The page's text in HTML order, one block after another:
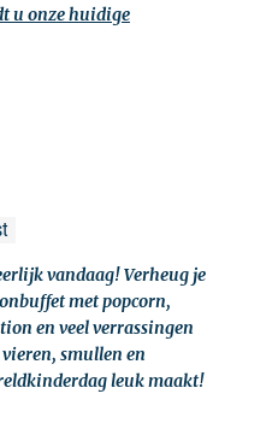
u onze huidige
vandaag! Verheug je
met popcorn,
en veel verrassingen
smullen en
leuk maakt!